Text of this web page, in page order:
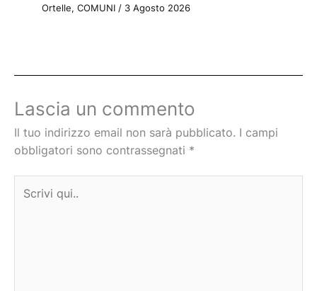
Ortelle, COMUNI/ 3 Agosto 2026
Lascia un commento
Il tuo indirizzo email non sarà pubblicato. I campi
obbligatori sono contrassegnati *
qui..